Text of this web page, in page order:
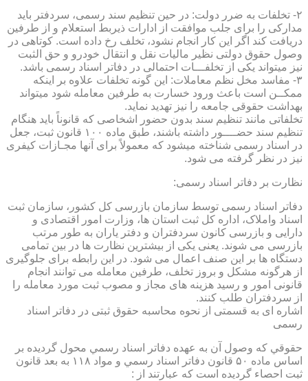
۲- تخلفات به ضرر دولت: در حین تنظیم سند رسمی، سردفتر باید
مدارکی را برای جلب موافقت از ادارات ذیربط استعلام و از طرفین
دریافت کند اگر این کار انجام نشود، تخلف رخ داده است. کوتاهی در
وصول حقوق دولتی نظیر مالیات نقل و انتقال خودرو و حق الثبت
نیز میتواند یکی از تخلفـــات احتمالی در دفاتر اسناد رسمی باشد.
۳- مفاسد مخل نظم معاملات: این گونه تخلفات علاوه بر اینکه
ممکــن است باعث ورود خسارت به طرفین معامله شود میتواند
بهداشت حقوقی جامعه را نیز تهدید نماید.
تخلفاتی مانند تنظیم سند بدون حضور اشخاصی که قانوناً باید هنگام
تنظیم سند حضــــور داشته باشند، طبق ماده ۱۰۰ قانون ثبت، جعل
در اسناد رسمی شناخته میشود که معمولاً برای آنها مجـازات کیفری
نیز در نظر گرفته می شود.
نظارت بر دفاتر اسناد رسمی:
دفاتر اسناد رسمی توسط سازمان بازرسی کل کشور، سازمان ثبت
اسناد واملاک، اداره کل ثبت استان ها، وزارت امور اقتصادی و
دارایی و بازرسی کانون سردفتران و دفتر یاران به طور مرتب
بازرسی می شوند. یعنی یکی از بیشترین نظارت ها در بین تمامی
دستگاه ها بر این صنف اعمال می شود. در این رابطه برای جلوگیری
از هرگونه مشکل و بروز تخلف، طرفین معامله می توانند انجام
قانونی امور و رسید هزینه های مجاز و مصوب ثبت مورد معامله را
از سردفتران طلب کنند.
اشاره ای به قسمتی از نحوه محاسبه حقوق ثبتی در دفاتر اسناد
رسمی
حقوقي كه وصول آن به عهده دفاتر اسناد رسمي محول گرديده بر
اساس ماده ۵۰ قانون دفاتر اسناد رسمي و مواد ۱۱۸ به بعد قانون
ثبت احصاء گرديده است كه عبارتند از :